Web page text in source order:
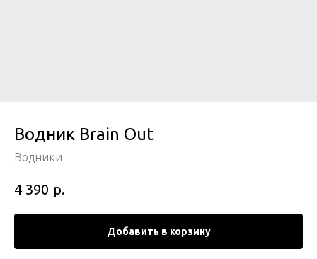
Водник Brain Out
Водники
4 390 р.
Добавить в корзину